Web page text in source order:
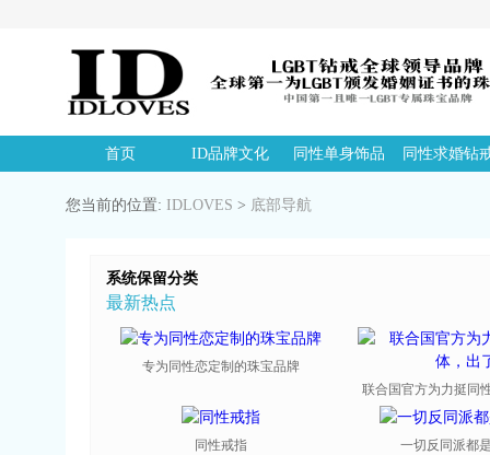
首页 ID品牌文化 同性单身饰品 同性求婚钻
您当前的位置: IDLOVES > 底部导航
系统保留分类
最新热点
专为同性恋定制的珠宝品牌
联合国官方为力挺同
同性戒指 一切反同派都